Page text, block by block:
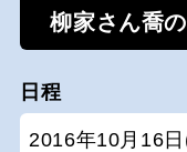
柳家さん喬
日程
2016年10月16